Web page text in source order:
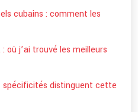
cubains : comment les
où j’ai trouvé les meilleurs
spécificités distinguent cette